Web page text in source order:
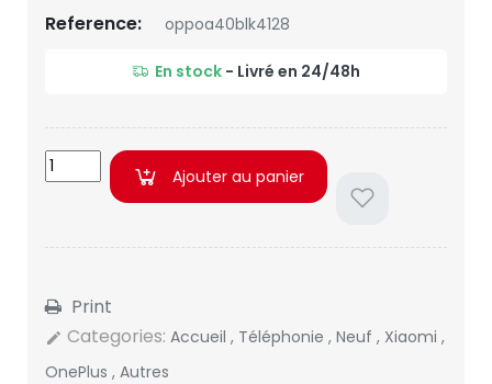
Reference: oppoa40blk4128
En stock - Livré en 24/48h
Ajouter au panier
Print
edit Categories: Accueil , Téléphonie , Neuf , Xiaomi ,
OnePlus , Autres